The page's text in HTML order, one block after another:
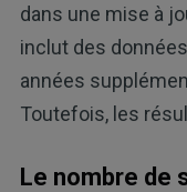
dans une mise à
inclut des
années
Toutefois, les
Le nombre de